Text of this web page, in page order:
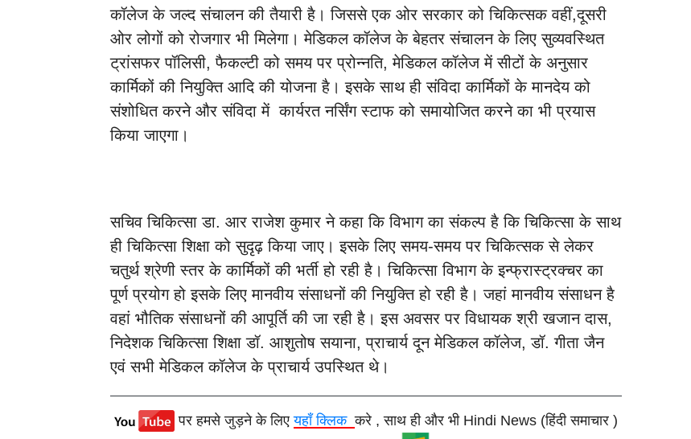
कॉलेज के जल्द संचालन की तैयारी है। जिससे एक ओर सरकार को चिकित्सक वहीं,दूसरी
ओर लोगों को रोजगार भी मिलेगा। मेडिकल कॉलेज के बेहतर संचालन के लिए सुव्यवस्थित
ट्रांसफर पॉलिसी, फैकल्टी को समय पर प्रोन्नति, मेडिकल कॉलेज में सीटों के अनुसार
कार्मिकों की नियुक्ति आदि की योजना है। इसके साथ ही संविदा कार्मिकों के मानदेय को
संशोधित करने और संविदा में कार्यरत नर्सिंग स्टाफ को समायोजित करने का भी प्रयास
किया जाएगा।
सचिव चिकित्सा डा. आर राजेश कुमार ने कहा कि विभाग का संकल्प है कि चिकित्सा के साथ
ही चिकित्सा शिक्षा को सुदृढ़ किया जाए। इसके लिए समय-समय पर चिकित्सक से लेकर
चतुर्थ श्रेणी स्तर के कार्मिकों की भर्ती हो रही है। चिकित्सा विभाग के इन्फ्रास्ट्रक्चर का
पूर्ण प्रयोग हो इसके लिए मानवीय संसाधनों की नियुक्ति हो रही है। जहां मानवीय संसाधन है
वहां भौतिक संसाधनों की आपूर्ति की जा रही है। इस अवसर पर विधायक श्री खजान दास,
निदेशक चिकित्सा शिक्षा डॉ. आशुतोष सयाना, प्राचार्य दून मेडिकल कॉलेज, डॉ. गीता जैन
एवं सभी मेडिकल कॉलेज के प्राचार्य उपस्थित थे।
पर हमसे जुड़ने के लिएयहाँ क्लिककरे , साथ ही और भी Hindi News (हिंदी समाचार )